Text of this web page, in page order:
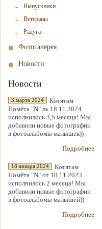
Выпускники
Ветераны
Радуга
Фотогалерея
Новости
Новости
3 марта 2024
Котятам
Помёта "N" ль 18.11.2024
исполнилось 3,5 месяца! Мы
добавили новые фотографии
в фотоальбомы малышек))
Подробнее
18 января 2024
Котятам
Помёта "N" от 18.11.2023
исполнилось 2 месяца! Мы
добавили новые фотографии
в фотоальбомы малышей))
Подробнее